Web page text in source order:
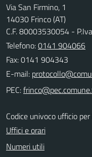
Via San Firmino, 1
14030 Frinco (AT)
C.F. 80003530054 -
Telefono:0141 904066
Fax: 0141 904343
E-mail:
PEC:
Codice univoco ufficio
Uffici e orari
Numeri utili